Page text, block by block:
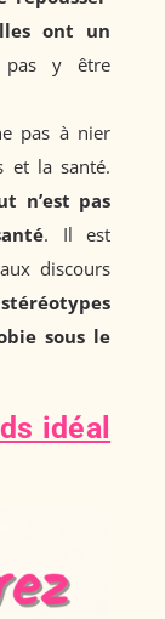
ont un
y être
pas à nier
et la santé.
n’est pas
. Il est
discours
sous le
idéal